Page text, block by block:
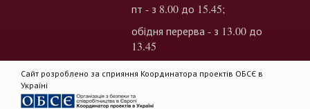
пт - з 8.00 до 15.45;
обідня перерва - з 13.00 до
13.45
Сайт розроблено за сприяння Координатора проектів ОБСЄ в
Україні